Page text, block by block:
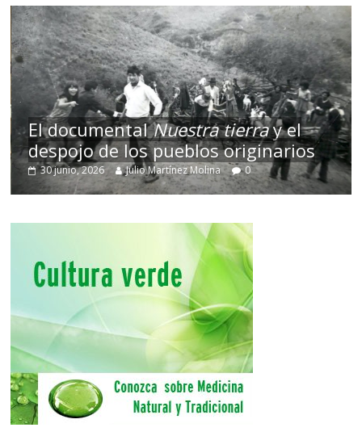
El documentalNuestra tierray el
despojo de los pueblos originarios
30 junio, 2026 Julio Martínez Molina 0